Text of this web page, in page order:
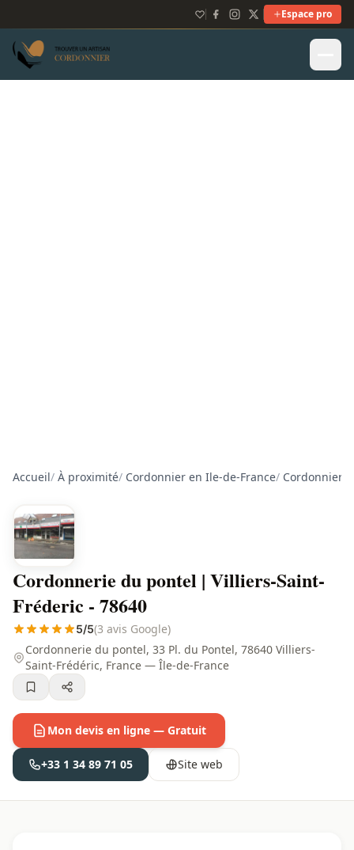
Espace pro
Accueil/ À proximité/ Cordonnier en Ile-de-France/ Cordonnier
Cordonnerie du pontel | Villiers-Saint-
Fréderic - 78640
5/5(3 avis Google)
Cordonnerie du pontel, 33 Pl. du Pontel, 78640 Villiers-
Saint-Frédéric, France — Île-de-France
Mon devis en ligne — Gratuit
+33 1 34 89 71 05 Site web